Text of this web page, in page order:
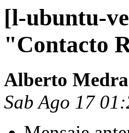
[l-ubuntu-
"Contacto
Alberto
Sab Ago 17